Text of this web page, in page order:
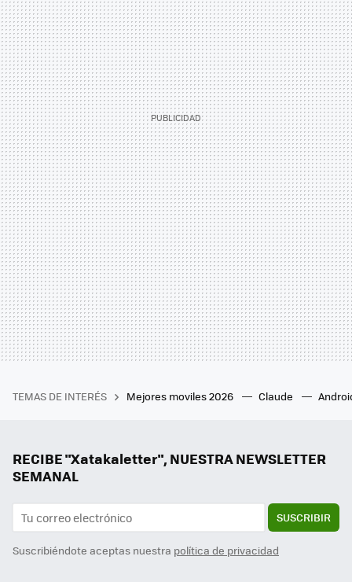
TEMAS DE INTERÉS Mejores moviles 2026 Claude
RECIBE "Xatakaletter", NUESTRA NEWSLETTER
SEMANAL
SUSCRIBIR
Suscribiéndote aceptas nuestra política de privacidad